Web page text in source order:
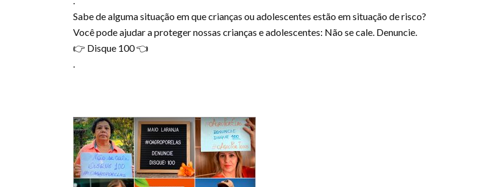
Sabe de alguma situação em que crianças ou adolescentes estão em situação de risco?
Você pode ajudar a proteger nossas crianças e adolescentes: Não se cale. Denuncie.
👉 Disque 100 👈
.